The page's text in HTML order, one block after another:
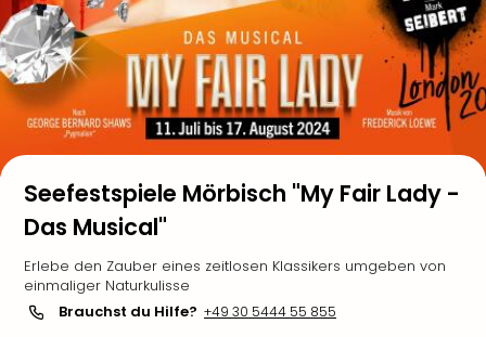
Seefestspiele Mörbisch "My Fair Lady -
Das Musical"
Erlebe den Zauber eines zeitlosen Klassikers umgeben von
einmaliger Naturkulisse
Brauchst du Hilfe? +49 30 5444 55 855